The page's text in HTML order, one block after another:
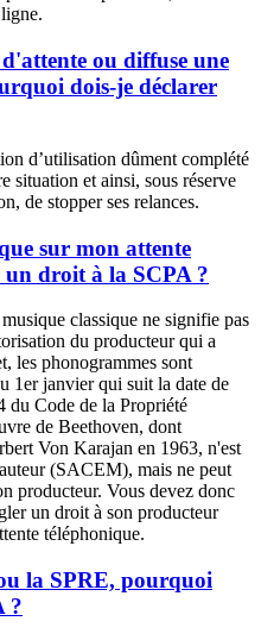
ou diffuse une
dois-je déclarer
d’utilisation dûment complété
situation et ainsi, sous réserve
de stopper ses relances.
sur mon attente
un droit à la SCPA ?
classique ne signifie pas
du producteur qui a
les phonogrammes sont
1er janvier qui suit la date de
du Code de la Propriété
de Beethoven, dont
Von Karajan en 1963, n'est
(SACEM), mais ne peut
producteur. Vous devez donc
un droit à son producteur
téléphonique.
la SPRE, pourquoi
?